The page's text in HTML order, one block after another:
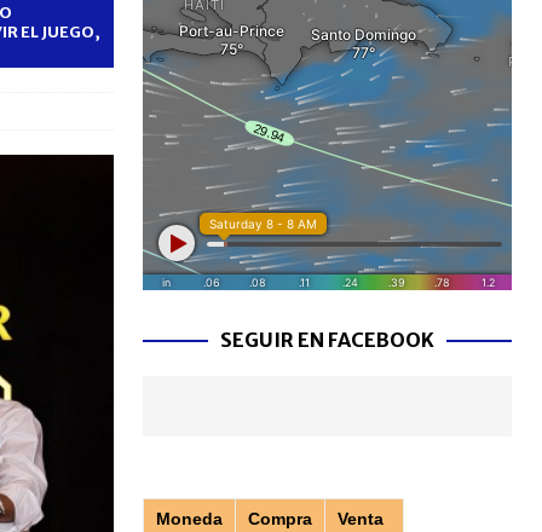
EL JUEGO,
SEGUIR EN FACEBOOK
Moneda Compra Venta